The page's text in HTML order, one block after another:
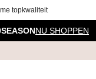
topkwaliteit
NU SHOPPEN